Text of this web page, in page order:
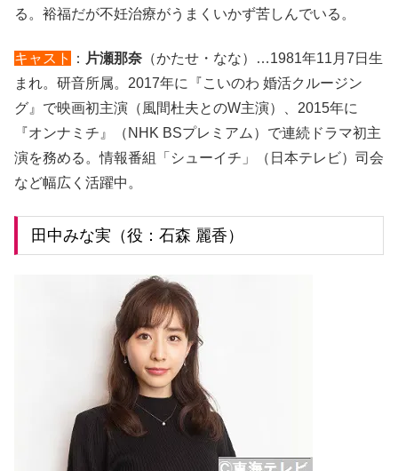
る。裕福だが不妊治療がうまくいかず苦しんでいる。
キャスト ： 片瀬那奈 （かたせ・なな）…1981年11月7日生
まれ。研音所属。2017年に『こいのわ 婚活クルージン
グ』で映画初主演（風間杜夫とのW主演）、2015年に
『オンナミチ』（NHK BSプレミアム）で連続ドラマ初主
演を務める。情報番組「シューイチ」（日本テレビ）司会
など幅広く活躍中。
田中みな実（役：石森 麗香）